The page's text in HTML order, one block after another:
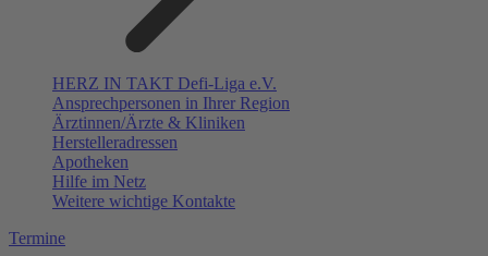
HERZ IN TAKT Defi-Liga e.V.
Ansprechpersonen in Ihrer Region
Ärztinnen/Ärzte & Kliniken
Herstelleradressen
Apotheken
Hilfe im Netz
Weitere wichtige Kontakte
Termine